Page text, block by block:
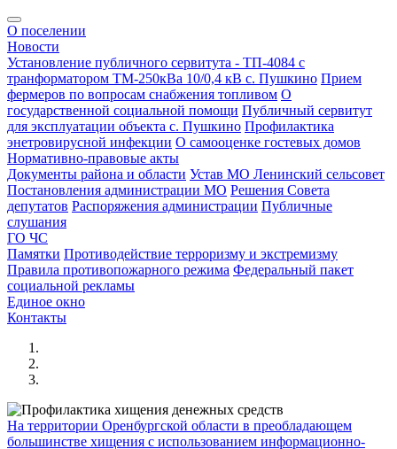
О поселении
Новости
Установление публичного сервитута - ТП-4084 с
транформатором ТМ-250кВа 10/0,4 кВ с. Пушкино Прием
фермеров по вопросам снабжения топливом О
государственной социальной помощи Публичный сервитут
для эксплуатации объекта с. Пушкино Профилактика
энетровирусной инфекции О самооценке гостевых домов
Нормативно-правовые акты
Документы района и области Устав МО Ленинский сельсовет
Постановления администрации МО Решения Совета
депутатов Распоряжения администрации Публичные
слушания
ГО ЧС
Памятки Противодействие терроризму и экстремизму
Правила противопожарного режима Федеральный пакет
социальной рекламы
Единое окно
Контакты
На территории Оренбургской области в преобладающем
большинстве хищения с использованием информационно-